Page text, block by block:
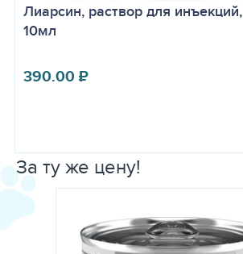
Лиарсин, раствор для инъекций,
10мл
390.00₽
За ту же цену!